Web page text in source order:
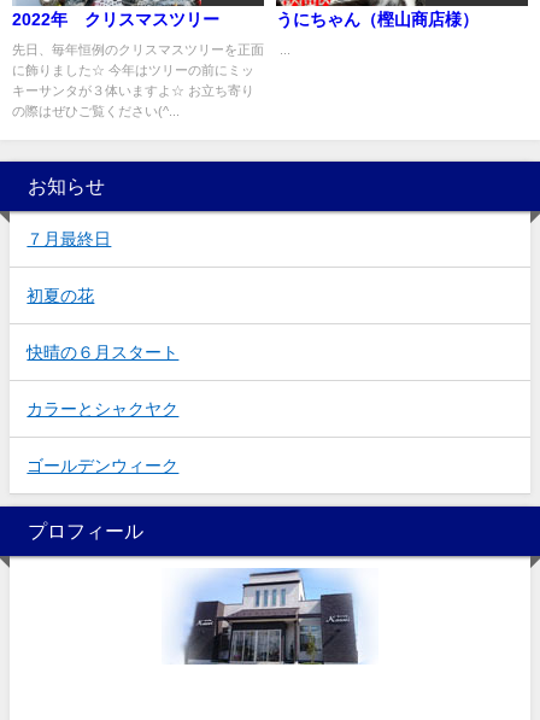
2022年 クリスマスツリー
先日、毎年恒例のクリスマスツリーを正面
に飾りました☆ 今年はツリーの前にミッ
キーサンタが３体いますよ☆ お立ち寄り
の際はぜひご覧ください(^...
うにちゃん（樫山商店様）
お知らせ
７月最終日
初夏の花
快晴の６月スタート
カラーとシャクヤク
ゴールデンウィーク
プロフィール